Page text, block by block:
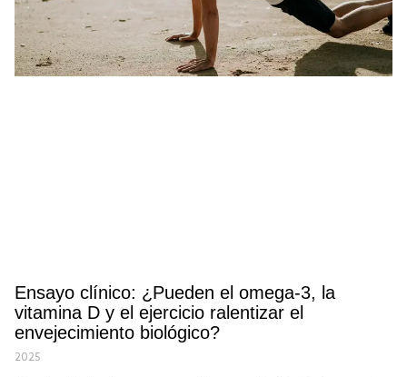
Ensayo clínico: ¿Pueden el omega-3, la
vitamina D y el ejercicio ralentizar el
envejecimiento biológico?
2025